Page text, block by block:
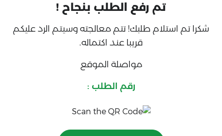
تم رفع الطلب بنجاح !
شكرا تم استلام طلبك! تتم معالجته وسيتم الرد عليكم
قريبا عند اكتماله.
مواصلة الموقع
رقم الطلب :